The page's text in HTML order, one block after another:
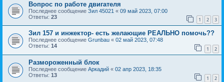
Вопрос по работе двигателя
Последнее сообщение Зил 45021 « 09 май 2023, 07:00
Ответы: 23 1 2 3
Зил 157 и инжектор- есть желающие РЕАЛЬНО помочь??
Последнее сообщение Grunbau « 02 май 2023, 07:48
Ответы: 14 1 2
Размороженный блок
Последнее сообщение Аркадий « 02 апр 2023, 18:35
Ответы: 13 1 2